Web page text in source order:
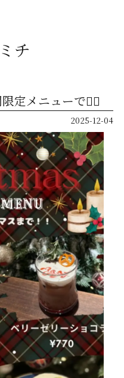
チ
定メニューです🏻
2025-12-04